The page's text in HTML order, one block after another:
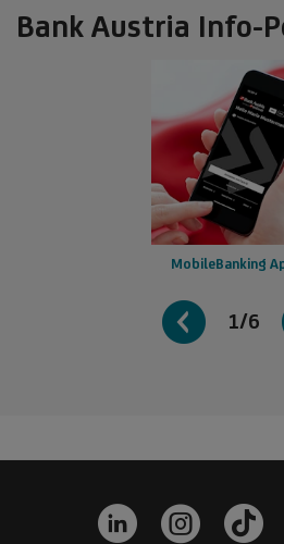
Bank Austria Info-
MobileBanking
1/6